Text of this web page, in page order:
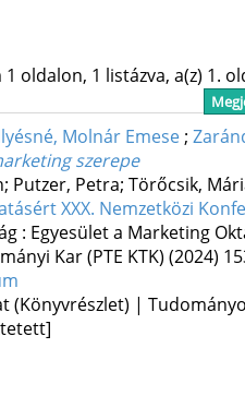
1 oldalon, 1 listázva, a(z) 1.
Molnár Emese;
szerepe
Putzer, Petra; Törőcsik,
XXX. Nemzetközi
: Egyesület a Marketing
Kar (PTE KTK) (2024)
(Könyvrészlet) |